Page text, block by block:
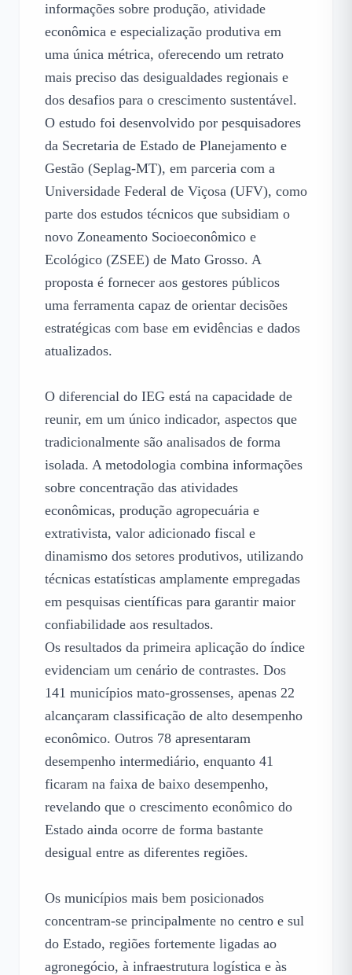
informações sobre produção, atividade
econômica e especialização produtiva em
uma única métrica, oferecendo um retrato
mais preciso das desigualdades regionais e
dos desafios para o crescimento sustentável.
O estudo foi desenvolvido por pesquisadores
da Secretaria de Estado de Planejamento e
Gestão (Seplag-MT), em parceria com a
Universidade Federal de Viçosa (UFV), como
parte dos estudos técnicos que subsidiam o
novo Zoneamento Socioeconômico e
Ecológico (ZSEE) de Mato Grosso. A
proposta é fornecer aos gestores públicos
uma ferramenta capaz de orientar decisões
estratégicas com base em evidências e dados
atualizados.
O diferencial do IEG está na capacidade de
reunir, em um único indicador, aspectos que
tradicionalmente são analisados de forma
isolada. A metodologia combina informações
sobre concentração das atividades
econômicas, produção agropecuária e
extrativista, valor adicionado fiscal e
dinamismo dos setores produtivos, utilizando
técnicas estatísticas amplamente empregadas
em pesquisas científicas para garantir maior
confiabilidade aos resultados.
Os resultados da primeira aplicação do índice
evidenciam um cenário de contrastes. Dos
141 municípios mato-grossenses, apenas 22
alcançaram classificação de alto desempenho
econômico. Outros 78 apresentaram
desempenho intermediário, enquanto 41
ficaram na faixa de baixo desempenho,
revelando que o crescimento econômico do
Estado ainda ocorre de forma bastante
desigual entre as diferentes regiões.
Os municípios mais bem posicionados
concentram-se principalmente no centro e sul
do Estado, regiões fortemente ligadas ao
agronegócio, à infraestrutura logística e às